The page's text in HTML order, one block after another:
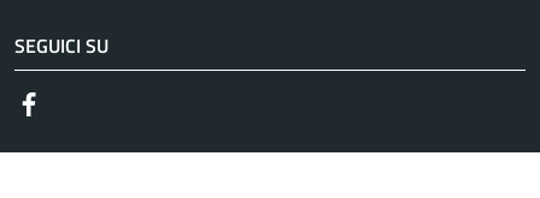
SEGUICI SU